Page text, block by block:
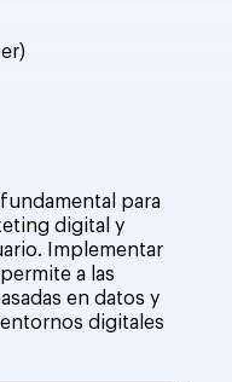
para
digital y
Implementar
a las
en datos y
digitales